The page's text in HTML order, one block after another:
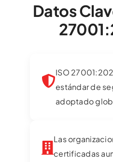
Datos
ISO
estándar de
adoptado
Las
certificadas